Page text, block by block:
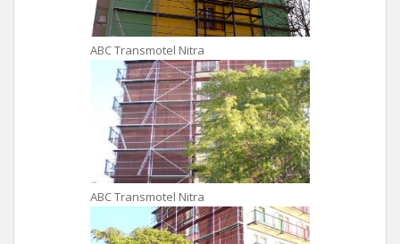
ABC Transmotel Nitra
ABC Transmotel Nitra